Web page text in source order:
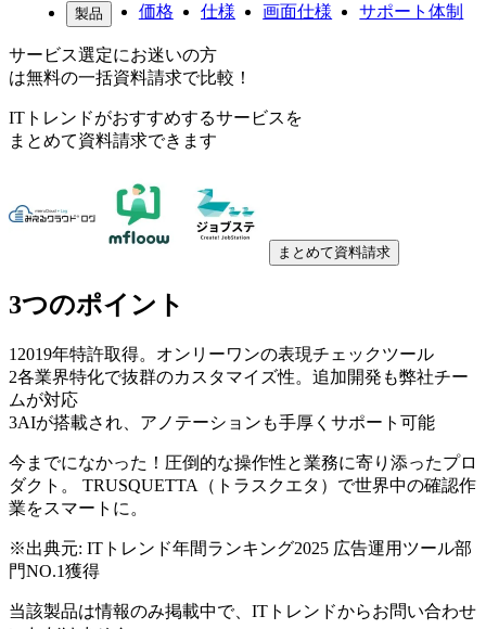
製品 価格 仕様 画面仕様 サポート体制
サービス選定にお迷いの方
は無料の一括資料請求で比較！
ITトレンドがおすすめするサービスを
まとめて資料請求できます
まとめて資料請求
3つのポイント
1 2019年特許取得。オンリーワンの表現チェックツール
2各業界特化で抜群のカスタマイズ性。追加開発も弊社チー
ムが対応
3AIが搭載され、アノテーションも手厚くサポート可能
今までになかった！圧倒的な操作性と業務に寄り添ったプロ
ダクト。 TRUSQUETTA（トラスクエタ）で世界中の確認作
業をスマートに。
※出典元: ITトレンド年間ランキング2025 広告運用ツール部
門NO.1獲得
当該製品は情報のみ掲載中で、ITトレンドからお問い合わせ